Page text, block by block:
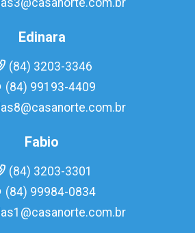
Edinara
(84) 3203-3346
(84) 99193-4409
Fabio
(84) 3203-3301
(84) 99984-0834